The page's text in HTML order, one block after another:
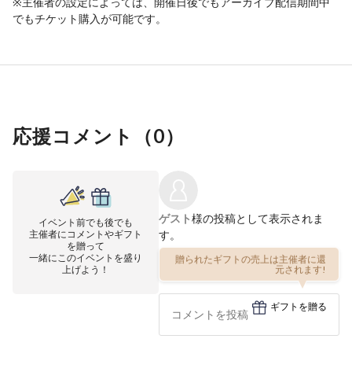
でもチケット購入が可能です。
応援コメント（0）
イベント前でも後でも
主催者にコメントやギフト
を贈って
一緒にこのイベントを盛り
上げよう！
ゲスト様の投稿として表示されま
す。
贈られたギフトの売上は主催者に還
元されます!
ギフトを贈る